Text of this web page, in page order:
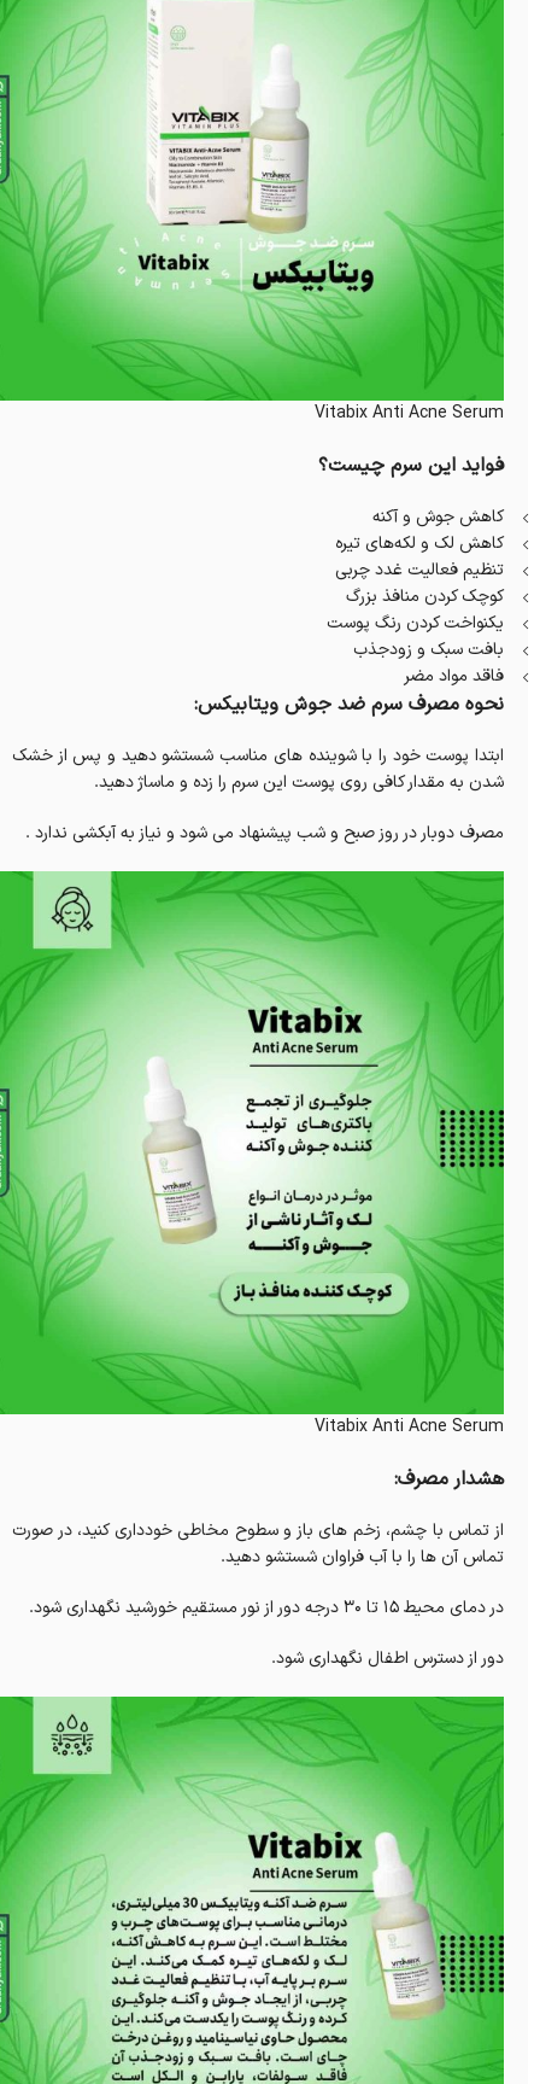
Vitabix Anti Acne Serum
فواید این سرم چیست؟
کاهش جوش و آکنه
کاهش لک و لکه‌های تیره
تنظیم فعالیت غدد چربی
کوچک کردن منافذ بزرگ
یکنواخت کردن رنگ پوست
بافت سبک و زودجذب
فاقد مواد مضر
نحوه مصرف سرم ضد جوش ویتابیکس:
ابتدا پوست خود را با شوینده های مناسب شستشو دهید و پس از خشک
شدن به مقدار کافی روی پوست این سرم را زده و ماساژ دهید.
مصرف دوبار در روز صبح و شب پیشنهاد می شود و نیاز به آبکشی ندارد .
Vitabix Anti Acne Serum
هشدار مصرف:
از تماس با چشم، زخم های باز و سطوح مخاطی خودداری کنید، در صورت
تماس آن ها را با آب فراوان شستشو دهید.
در دمای محیط 15 تا 30 درجه دور از نور مستقیم خورشید نگهداری شود.
دور از دسترس اطفال نگهداری شود.